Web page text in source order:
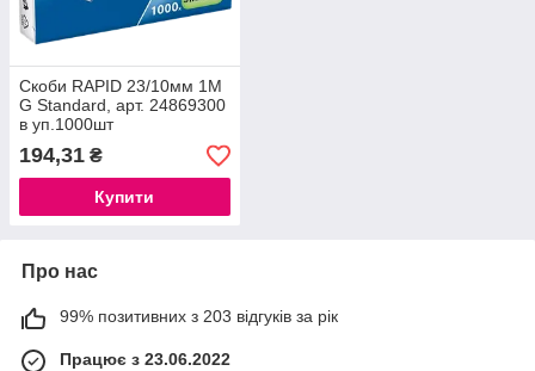
Скоби RAPID 23/10мм 1M
G Standard, арт. 24869300
в уп.1000шт
194,31 ₴
Купити
Про нас
99% позитивних з 203 відгуків за рік
Працює з 23.06.2022